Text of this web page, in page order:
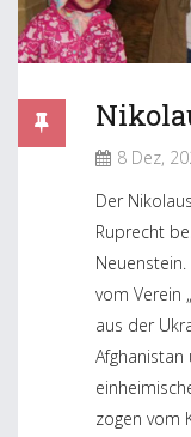
8 Dez,
Der
Ruprecht
vom Verein
aus der
zogen vom